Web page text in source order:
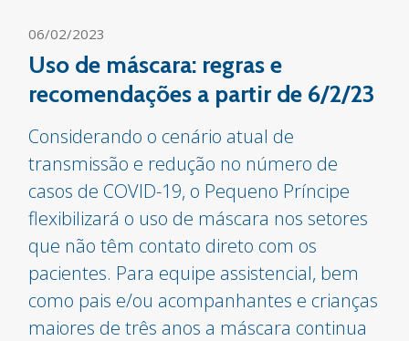
06/02/2023
Uso de máscara: regras e
recomendações a partir de 6/2/23
Considerando o cenário atual de
transmissão e redução no número de
casos de COVID-19, o Pequeno Príncipe
flexibilizará o uso de máscara nos setores
que não têm contato direto com os
pacientes. Para equipe assistencial, bem
como pais e/ou acompanhantes e crianças
maiores de três anos a máscara continua